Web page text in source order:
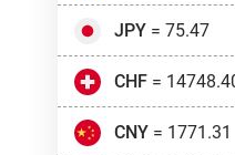
JPY= 75.47
CHF=
CNY= 1771.31